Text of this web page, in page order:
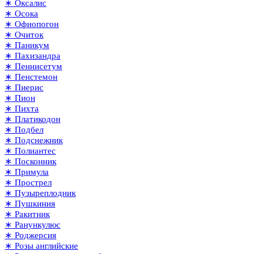
∗ Оксалис
∗ Осока
∗ Офиопогон
∗ Очиток
∗ Паникум
∗ Пахизандра
∗ Пеннисетум
∗ Пенстемон
∗ Пиерис
∗ Пион
∗ Пихта
∗ Платикодон
∗ Подбел
∗ Подснежник
∗ Полиантес
∗ Посконник
∗ Примула
∗ Прострел
∗ Пузыреплодник
∗ Пушкиния
∗ Ракитник
∗ Ранункулюс
∗ Роджерсия
∗ Розы английские